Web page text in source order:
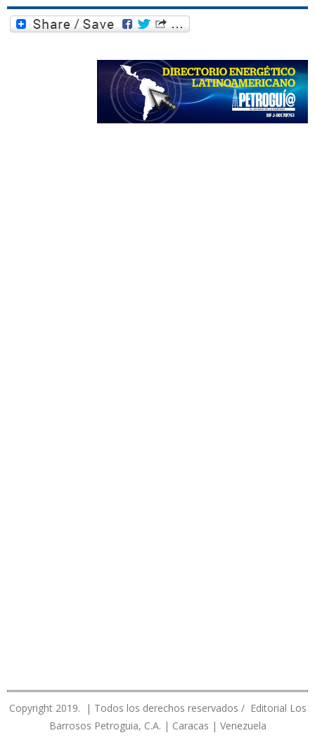
Copyright 2019. | Todos los derechos reservados / Editorial Los
Barrosos Petroguia, C.A. | Caracas | Venezuela